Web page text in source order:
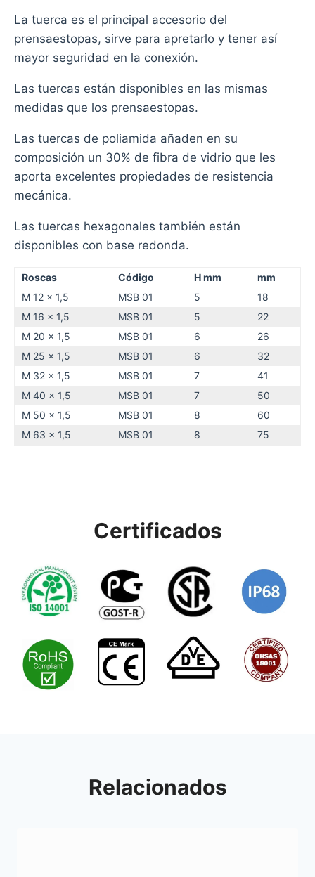
La tuerca es el principal accesorio del
prensaestopas, sirve para apretarlo y tener así
mayor seguridad en la conexión.
Las tuercas están disponibles en las mismas
medidas que los prensaestopas.
Las tuercas de poliamida añaden en su
composición un 30% de fibra de vidrio que les
aporta excelentes propiedades de resistencia
mecánica.
Las tuercas hexagonales también están
disponibles con base redonda.
Roscas Código H mm
mm
M 12 x 1,5
MSB 01 5
18
M 16 x 1,5
MSB 01 5
22
M 20 x 1,5
MSB 01 6
26
M 25 x 1,5
MSB 01 6
32
M 32 x 1,5
MSB 01 7
41
M 40 x 1,5
MSB 01 7
50
M 50 x 1,5
MSB 01 8
60
M 63 x 1,5
MSB 01 8 75
Certificados
Relacionados